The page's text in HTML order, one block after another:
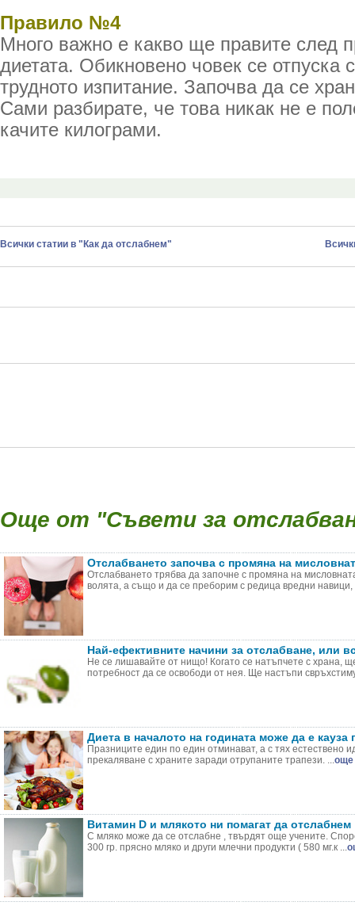
Правило №4
Много важно е какво ще правите след
диетата. Обикновено човек се отпуска
трудното изпитание. Започва да се
Сами разбирате, че това никак не е
качите килограми.
Всички статии в "Как да отслабнем"
Още от "Съвети за
Отслабването започва с промяна на
Отслабването трябва да започне с промяна на
волята, а също и да се преборим с редица вредни навици,
Най-ефективните начини за отслабване, или
Не се лишавайте от нищо! Когато се натъпчете с храна,
потребност да се освободи от нея. Ще настъпи
Диета в началото на годината може да е кауза
Празниците един по един отминават, а с тях естествено
прекаляване с храните заради отрупаните трапези. ...още
Витамин D и млякото ни помагат да отслабнем
С мляко може да се отслабне , твърдят още учените.
300 гр. прясно мляко и други млечни продукти ( 580 мг.к ...